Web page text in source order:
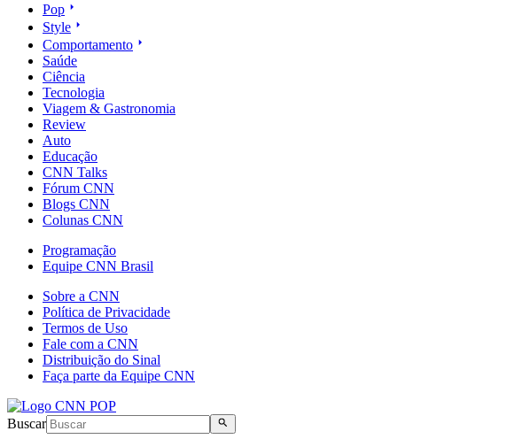
Pop
Style
Comportamento
Saúde
Ciência
Tecnologia
Viagem & Gastronomia
Review
Auto
Educação
CNN Talks
Fórum CNN
Blogs CNN
Colunas CNN
Programação
Equipe CNN Brasil
Sobre a CNN
Política de Privacidade
Termos de Uso
Fale com a CNN
Distribuição do Sinal
Faça parte da Equipe CNN
Buscar